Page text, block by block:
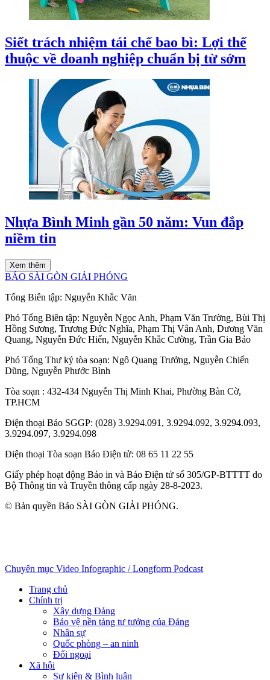
Siết trách nhiệm tái chế bao bì: Lợi thế
thuộc về doanh nghiệp chuẩn bị từ sớm
Nhựa Bình Minh gần 50 năm: Vun đắp
niềm tin
Xem thêm
BÁO SÀI GÒN GIẢI PHÓNG
Tổng Biên tập: Nguyễn Khắc Văn
Phó Tổng Biên tập: Nguyễn Ngọc Anh, Phạm Văn Trường, Bùi Thị
Hồng Sương, Trương Đức Nghĩa, Phạm Thị Vân Anh, Dương Văn
Quang, Nguyễn Đức Hiển, Nguyễn Khắc Cường, Trần Gia Bảo
Phó Tổng Thư ký tòa soạn: Ngô Quang Trưởng, Nguyễn Chiến
Dũng, Nguyễn Phước Bình
Tòa soạn : 432-434 Nguyễn Thị Minh Khai, Phường Bàn Cờ,
TP.HCM
Điện thoại Báo SGGP: (028) 3.9294.091, 3.9294.092, 3.9294.093,
3.9294.097, 3.9294.098
Điện thoại Tòa soạn Báo Điện tử: 08 65 11 22 55
Giấy phép hoạt động Báo in và Báo Điện tử số 305/GP-BTTTT do
Bộ Thông tin và Truyền thông cấp ngày 28-8-2023.
© Bản quyền Báo SÀI GÒN GIẢI PHÓNG.
Chuyên mục Video Infographic / Longform Podcast
Trang chủ
Chính trị
Xây dựng Đảng
Bảo vệ nền tảng tư tưởng của Đảng
Nhân sự
Quốc phòng – an ninh
Đối ngoại
Xã hội
Sự kiện & Bình luận